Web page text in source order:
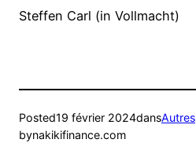
Steffen Carl (in Vollmacht)
Posted19 février 2024dansAutres
bynakikifinance.com